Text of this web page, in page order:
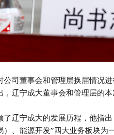
公司董事会和管理层换届情况
辽宁成大董事会和管理层的
了辽宁成大的发展历程，他指
）、能源开发”四大业务板块